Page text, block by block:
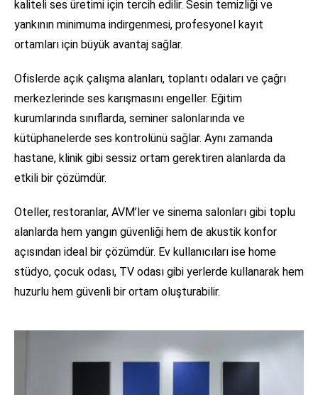
kaliteli ses üretimi için tercih edilir. Sesin temizliği ve
yankının minimuma indirgenmesi, profesyonel kayıt
ortamları için büyük avantaj sağlar.
Ofislerde açık çalışma alanları, toplantı odaları ve çağrı
merkezlerinde ses karışmasını engeller. Eğitim
kurumlarında sınıflarda, seminer salonlarında ve
kütüphanelerde ses kontrolünü sağlar. Aynı zamanda
hastane, klinik gibi sessiz ortam gerektiren alanlarda da
etkili bir çözümdür.
Oteller, restoranlar, AVM’ler ve sinema salonları gibi toplu
alanlarda hem yangın güvenliği hem de akustik konfor
açısından ideal bir çözümdür. Ev kullanıcıları ise home
stüdyo, çocuk odası, TV odası gibi yerlerde kullanarak hem
huzurlu hem güvenli bir ortam oluşturabilir.